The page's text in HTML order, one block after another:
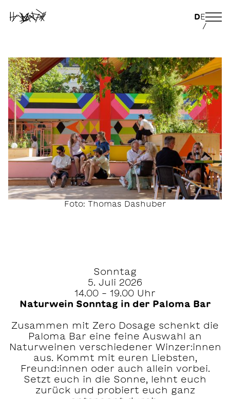
DE
/
Foto: Thomas Dashuber
Sonntag
5. Juli 2026
14.00 - 19.00 Uhr
Naturwein Sonntag in der Paloma Bar
Zusammen mit Zero Dosage schenkt die
Paloma Bar eine feine Auswahl an
Naturweinen verschiedener Winzer:innen
aus. Kommt mit euren Liebsten,
Freund:innen oder auch allein vorbei.
Setzt euch in die Sonne, lehnt euch
zurück und probiert euch ganz